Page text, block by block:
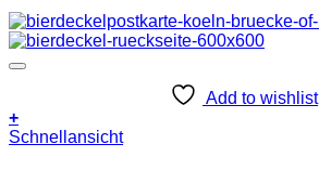
Add to wishlist
+
Schnellansicht